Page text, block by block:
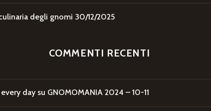
degli gnomi 30/12/2025
COMMENTI RECENTI
day su GNOMOMANIA 2024 – 10-11